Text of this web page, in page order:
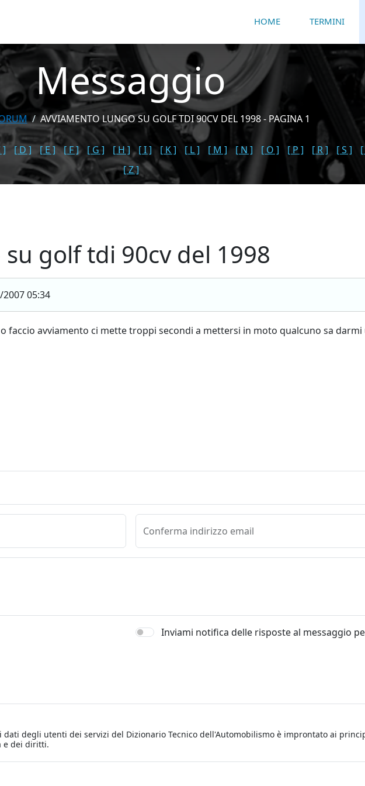
HOME TERMINI
Messaggio
AVVIAMENTO LUNGO SU GOLF TDI 90CV DEL 1998 - PAGINA 1
] [ D ] [ E ] [ F ] [ G ] [ H ] [ I ] [ K ] [ L ] [ M ] [ N ] [ O ] [ P ] [ R ] [ S ]
[ Z ]
golf tdi 90cv del 1998
05:34
avviamento ci mette troppi secondi a mettersi in moto qualcuno sa darmi
Conferma indirizzo email
Inviami notifica delle risposte al messaggio